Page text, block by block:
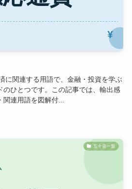
に関連する用語で、金融・投資を学ぶ
のひとつです。この記事では、輸出感
連用語を図解付...
五十音一覧